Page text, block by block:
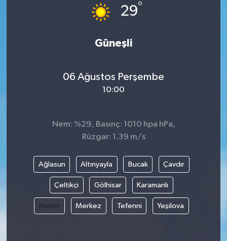
29°
Güneşli
06 Ağustos Perşembe
10:00
Nem: %29, Basınç: 1010 hpa hPa,
Rüzgar: 1.39 m/s
Ağlasun Altınyayla Bucak Çavdır
Çeltikçi Gölhisar Karamanlı
Kemer Merkez Tefenni Yeşilova